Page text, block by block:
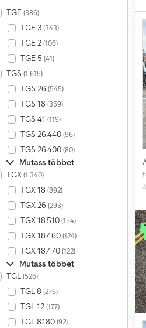
TGE(386)
TGE 3(343)
TGE 2(106)
TGE 5 (41)
TGS (1 615)
TGS 26(545)
TGS 18 (359)
TGS 41 (119)
TGS 26.440(96)
TGS 26.400(80)
Mutass többet
TGX(1 340)
TGX 18 (892)
TGX 26(293)
TGX 18.510(154)
TGX 18.460(124)
TGX 18.470(122)
Mutass többet
TGL(526)
TGL 8 (276)
TGL 12(177)
TGL 8.180(92)